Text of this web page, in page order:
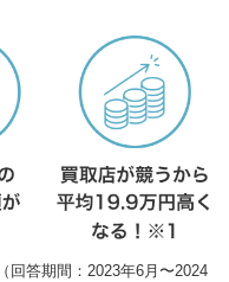
回答期間：2023年6月〜2024